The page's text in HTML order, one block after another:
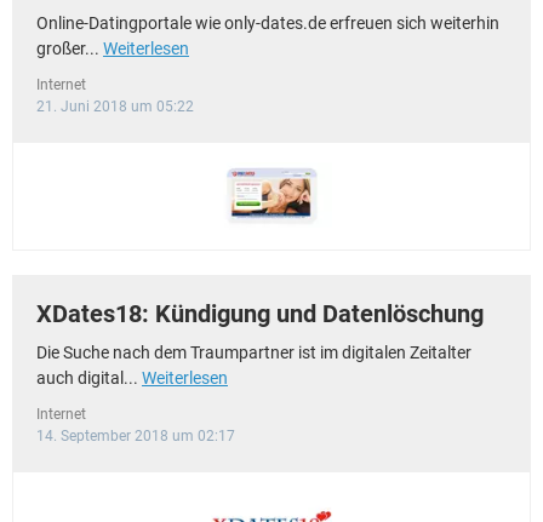
Online-Datingportale wie only-dates.de erfreuen sich weiterhin
großer... Weiterlesen
Internet
21. Juni 2018 um 05:22
XDates18: Kündigung und Datenlöschung
Die Suche nach dem Traumpartner ist im digitalen Zeitalter
auch digital... Weiterlesen
Internet
14. September 2018 um 02:17